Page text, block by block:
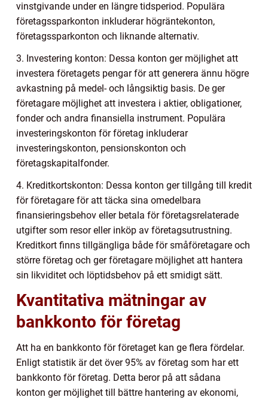
vinstgivande under en längre tidsperiod. Populära
företagssparkonton inkluderar högräntekonton,
företagssparkonton och liknande alternativ.
3. Investering konton: Dessa konton ger möjlighet att
investera företagets pengar för att generera ännu högre
avkastning på medel- och långsiktig basis. De ger
företagare möjlighet att investera i aktier, obligationer,
fonder och andra finansiella instrument. Populära
investeringskonton för företag inkluderar
investeringskonton, pensionskonton och
företagskapitalfonder.
4. Kreditkortskonton: Dessa konton ger tillgång till kredit
för företagare för att täcka sina omedelbara
finansieringsbehov eller betala för företagsrelaterade
utgifter som resor eller inköp av företagsutrustning.
Kreditkort finns tillgängliga både för småföretagare och
större företag och ger företagare möjlighet att hantera
sin likviditet och löptidsbehov på ett smidigt sätt.
Kvantitativa mätningar av
bankkonto för företag
Att ha en bankkonto för företaget kan ge flera fördelar.
Enligt statistik är det över 95% av företag som har ett
bankkonto för företag. Detta beror på att sådana
konton ger möjlighet till bättre hantering av ekonomi,